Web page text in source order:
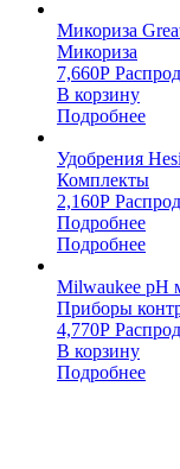
Микориза
Микориза
7,660Р
В корзину
Подробнее
Удобрения
Комплекты
2,160Р
Подробнее
Подробнее
Milwaukee pH
Приборы
4,770Р
В корзину
Подробнее